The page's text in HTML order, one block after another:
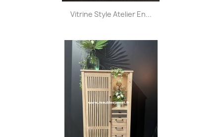
Vitrine Style Atelier En...